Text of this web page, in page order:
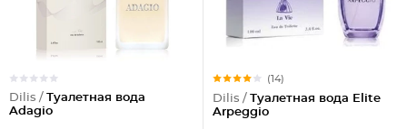
Dilis / Туалетная вода
Adagio
(14)
Dilis / Туалетная вода Elite
Arpeggio